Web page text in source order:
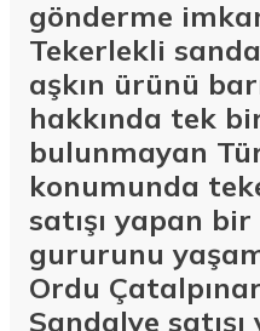
gönderme
Tekerlekli
aşkın ürünü
hakkında tek
bulunmayan
konumunda
satışı yapan
gururunu
Ordu
Sandalye